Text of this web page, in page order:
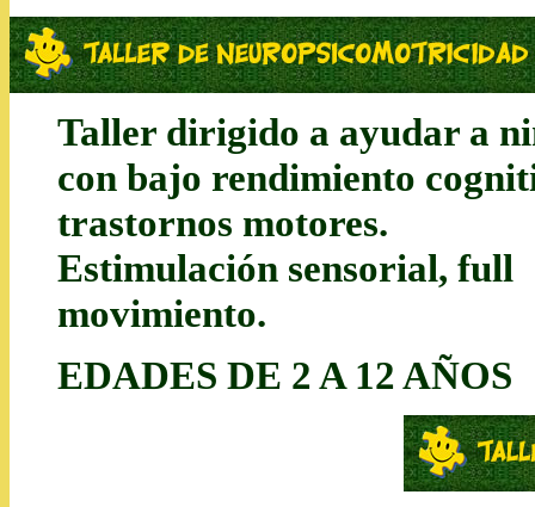
Taller dirigido a ayudar a
con bajo rendimiento
trastornos motores.
Estimulación sensorial, full
movimiento.
EDADES DE 2 A 12 AÑOS